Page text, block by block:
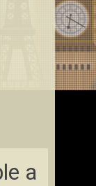
a